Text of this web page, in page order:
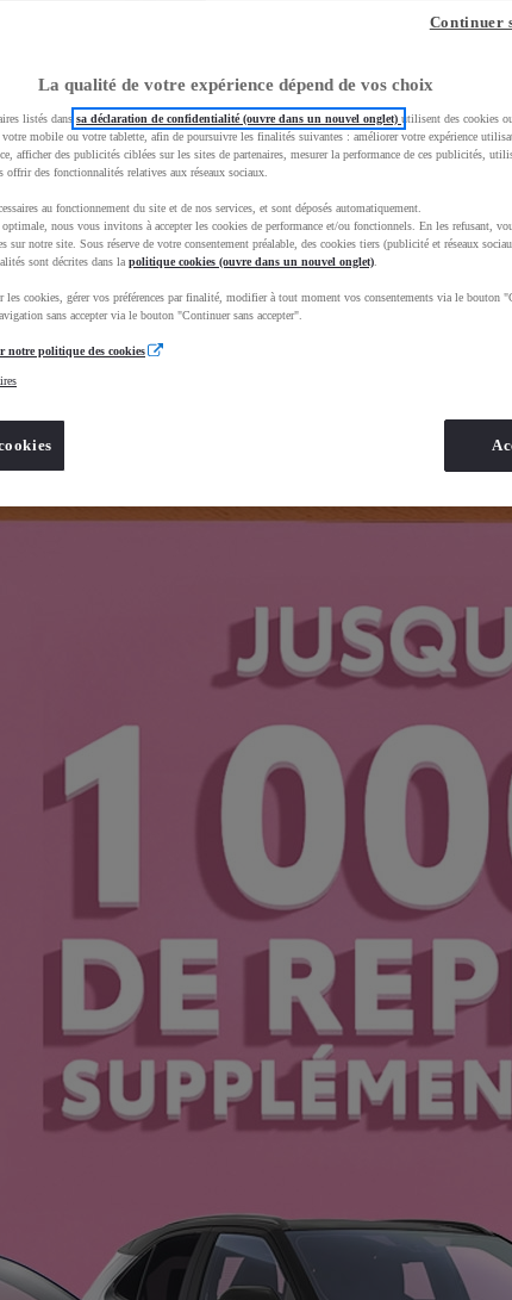
? Dans quelle
La qualité de votre expérience dépend de vos choix
listés dans sa déclaration de confidentialité (ouvre dans un nouvel onglet) utilisent des cookies
mobile ou votre tablette, afin de poursuivre les finalités suivantes : améliorer votre expérience
afficher des publicités ciblées sur les sites de partenaires, mesurer la performance de ces publicités,
offrir des fonctionnalités relatives aux réseaux sociaux.
au fonctionnement du site et de nos services, et sont déposés automatiquement.
nous vous invitons à accepter les cookies de performance et/ou fonctionnels. En les refusant,
sur notre site. Sous réserve de votre consentement préalable, des cookies tiers (publicité et réseaux
sont décrites dans la politique cookies (ouvre dans un nouvel onglet)
les cookies, gérer vos préférences par finalité, modifier à tout moment vos consentements via le bouton
sans accepter via le bouton "Continuer sans accepter".
notre politique des cookies
Continuer